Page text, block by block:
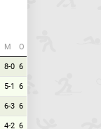
М О
8-0 6
5-1 6
6-3 6
4-2 6